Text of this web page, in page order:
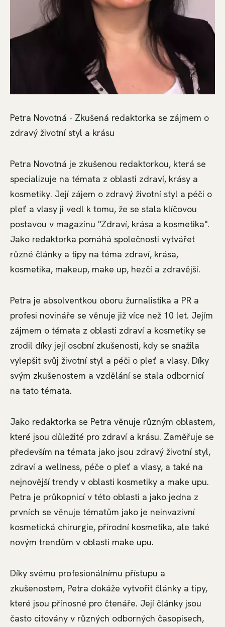
Petra Novotná - Zkušená redaktorka se zájmem o
zdravý životní styl a krásu
Petra Novotná je zkušenou redaktorkou, která se
specializuje na témata z oblasti zdraví, krásy a
kosmetiky. Její zájem o zdravý životní styl a péči o
pleť a vlasy ji vedl k tomu, že se stala klíčovou
postavou v magazínu "Zdraví, krása a kosmetika".
Jako redaktorka pomáhá společnosti vytvářet
různé články a tipy na téma zdraví, krása,
kosmetika, makeup, make up, hezčí a zdravější.
Petra je absolventkou oboru žurnalistika a PR a
profesi novináře se věnuje již více než 10 let. Jejím
zájmem o témata z oblasti zdraví a kosmetiky se
zrodil díky její osobní zkušenosti, kdy se snažila
vylepšit svůj životní styl a péči o pleť a vlasy. Díky
svým zkušenostem a vzdělání se stala odbornicí
na tato témata.
Jako redaktorka se Petra věnuje různým oblastem,
které jsou důležité pro zdraví a krásu. Zaměřuje se
především na témata jako jsou zdravý životní styl,
zdraví a wellness, péče o pleť a vlasy, a také na
nejnovější trendy v oblasti kosmetiky a make upu.
Petra je průkopnicí v této oblasti a jako jedna z
prvních se věnuje tématům jako je neinvazivní
kosmetická chirurgie, přírodní kosmetika, ale také
novým trendům v oblasti make upu.
Díky svému profesionálnímu přístupu a
zkušenostem, Petra dokáže vytvořit články a tipy,
které jsou přínosné pro čtenáře. Její články jsou
často citovány v různých odborných časopisech,